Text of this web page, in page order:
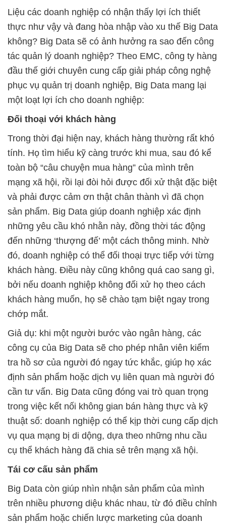
Liệu các doanh nghiệp có nhận thấy lợi ích thiết
thực như vậy và đang hòa nhập vào xu thế Big Data
không? Big Data sẽ có ảnh hưởng ra sao đến công
tác quản lý doanh nghiệp? Theo EMC, công ty hàng
đầu thế giới chuyên cung cấp giải pháp công nghệ
phục vụ quản trị doanh nghiệp, Big Data mang lại
một loạt lợi ích cho doanh nghiệp:
Đối thoại với khách hàng
Trong thời đại hiện nay, khách hàng thường rất khó
tính. Họ tìm hiểu kỹ càng trước khi mua, sau đó kể
toàn bộ “câu chuyện mua hàng” của mình trên
mạng xã hội, rồi lại đòi hỏi được đối xử thật đặc biệt
và phải được cảm ơn thật chân thành vì đã chọn
sản phẩm. Big Data giúp doanh nghiệp xác định
những yêu cầu khó nhằn này, đồng thời tác động
đến những ‘thượng đế’ một cách thông minh. Nhờ
đó, doanh nghiệp có thể đối thoại trực tiếp với từng
khách hàng. Điều này cũng không quá cao sang gì,
bởi nếu doanh nghiệp không đối xử họ theo cách
khách hàng muốn, họ sẽ chào tạm biệt ngay trong
chớp mắt.
Giả dụ: khi một người bước vào ngân hàng, các
công cụ của Big Data sẽ cho phép nhân viên kiểm
tra hồ sơ của người đó ngay tức khắc, giúp họ xác
định sản phẩm hoặc dịch vụ liên quan mà người đó
cần tư vấn. Big Data cũng đóng vai trò quan trọng
trong việc kết nối không gian bán hàng thực và kỹ
thuật số: doanh nghiệp có thể kịp thời cung cấp dịch
vụ qua mạng bị di dộng, dựa theo những nhu cầu
cụ thể khách hàng đã chia sẻ trên mạng xã hội.
Tái cơ cấu sản phẩm
Big Data còn giúp nhìn nhận sản phẩm của mình
trên nhiều phương diệu khác nhau, từ đó điều chỉnh
sản phẩm hoặc chiến lược marketing của doanh